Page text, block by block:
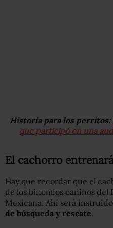
Historia para los perritos:
que participó en una
El cachorro
Hay que recordar que el
de los binomios caninos del
Mexicana. Ahí será
de búsqueda y rescate.